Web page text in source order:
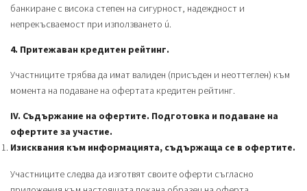
банкиране с висока степен на сигурност, надеждност и
непрекъсваемост при използването ú.
4. Притежаван кредитен рейтинг.
Участниците трябва да имат валиден (присъден и неоттеглен) към
момента на подаване на офертата кредитен рейтинг.
ІV. Съдържание на офертите. Подготовка и подаване на
офертите за участие.
Изисквания към информацията, съдържаща се в офертите.
Участниците следва да изготвят своите оферти съгласно